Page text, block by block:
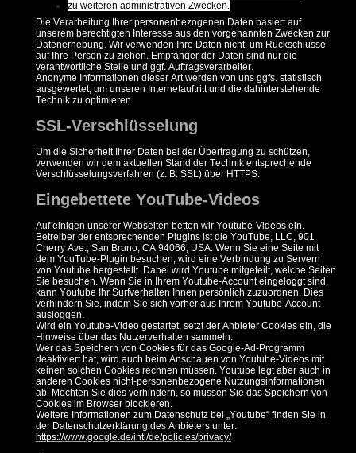
zu weiteren administrativen Zwecken.
Die Verarbeitung Ihrer personenbezogenen Daten basiert auf
unserem berechtigten Interesse aus den vorgenannten Zwecken zur
Datenerhebung. Wir verwenden Ihre Daten nicht, um Rückschlüsse
auf Ihre Person zu ziehen. Empfänger der Daten sind nur die
verantwortliche Stelle und ggf. Auftragsverarbeiter.
Anonyme Informationen dieser Art werden von uns ggfs. statistisch
ausgewertet, um unseren Internetauftritt und die dahinterstehende
Technik zu optimieren.
SSL-Verschlüsselung
Um die Sicherheit Ihrer Daten bei der Übertragung zu schützen,
verwenden wir dem aktuellen Stand der Technik entsprechende
Verschlüsselungsverfahren (z. B. SSL) über HTTPS.
Eingebettete YouTube-Videos
Auf einigen unserer Webseiten betten wir Youtube-Videos ein.
Betreiber der entsprechenden Plugins ist die YouTube, LLC, 901
Cherry Ave., San Bruno, CA 94066, USA. Wenn Sie eine Seite mit
dem YouTube-Plugin besuchen, wird eine Verbindung zu Servern
von Youtube hergestellt. Dabei wird Youtube mitgeteilt, welche Seiten
Sie besuchen. Wenn Sie in Ihrem Youtube-Account eingeloggt sind,
kann Youtube Ihr Surfverhalten Ihnen persönlich zuzuordnen. Dies
verhindern Sie, indem Sie sich vorher aus Ihrem Youtube-Account
ausloggen.
Wird ein Youtube-Video gestartet, setzt der Anbieter Cookies ein, die
Hinweise über das Nutzerverhalten sammeln.
Wer das Speichern von Cookies für das Google-Ad-Programm
deaktiviert hat, wird auch beim Anschauen von Youtube-Videos mit
keinen solchen Cookies rechnen müssen. Youtube legt aber auch in
anderen Cookies nicht-personenbezogene Nutzungsinformationen
ab. Möchten Sie dies verhindern, so müssen Sie das Speichern von
Cookies im Browser blockieren.
Weitere Informationen zum Datenschutz bei „Youtube“ finden Sie in
der Datenschutzerklärung des Anbieters unter:
https://www.google.de/intl/de/policies/privacy/